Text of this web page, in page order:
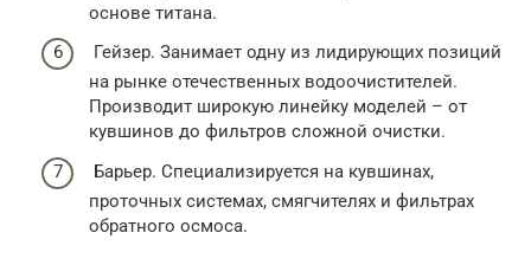
основе титана.
Гейзер. Занимает одну из лидирующих позиций
на рынке отечественных водоочистителей.
Производит широкую линейку моделей – от
кувшинов до фильтров сложной очистки.
Барьер. Специализируется на кувшинах,
проточных системах, смягчителях и фильтрах
обратного осмоса.